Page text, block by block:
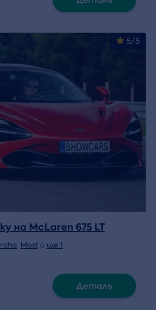
5/5
на McLaren 675 LT
, Most a ще 1
Деталь